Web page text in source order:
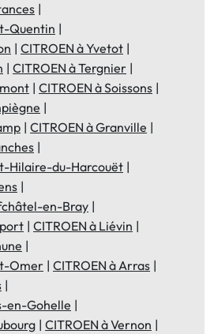
Quentin
CITROEN à Yvetot
CITROEN à Tergnier
CITROEN à Soissons
CITROEN à Granville
Hilaire-du-Harcouët
en-Bray
CITROEN à Liévin
Omer CITROEN à Arras
en-Gohelle
CITROEN à Vernon